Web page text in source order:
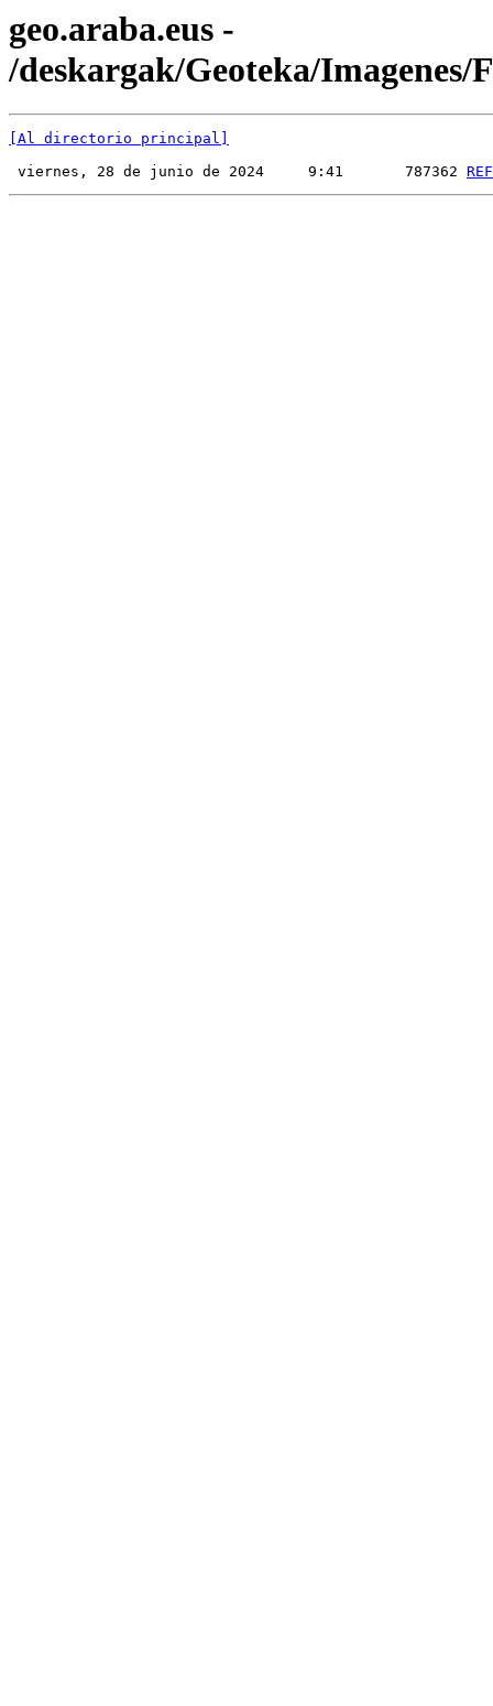
geo.araba.eus -
/deskargak/Geoteka/Imagenes/
[Al directorio principal]
viernes, 28 de junio de 2024     9:41       787362